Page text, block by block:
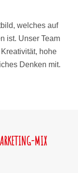
welches auf
ist. Unser Team
hohe
Denken mit.
MIX